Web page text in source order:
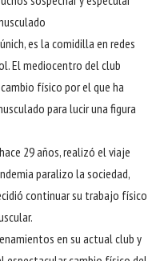
es la comidilla en redes
El mediocentro del club
físico por el que ha
para lucir una figura
29 años, realizó el viaje
paralizo la sociedad,
continuar su trabajo físico
en su actual club y